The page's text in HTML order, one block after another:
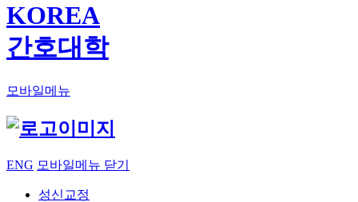
간호대학
모바일메뉴
ENG 모바일메뉴 닫기
성신교정